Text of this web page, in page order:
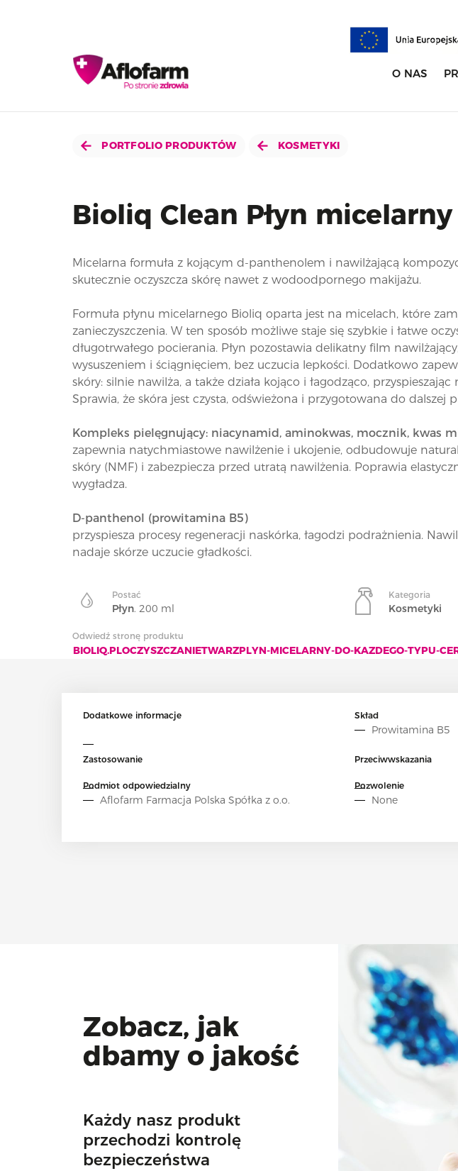
O NAS
PORTFOLIO PRODUKTÓW KOSMETYKI
Bioliq Clean Płyn micelarny
Micelarna formuła z kojącym d-panthenolem i nawilżającą
skutecznie oczyszcza skórę nawet z wodoodpornego makijażu.
Formuła płynu micelarnego Bioliq oparta jest na micelach, które
zanieczyszczenia. W ten sposób możliwe staje się szybkie i łatwe
długotrwałego pocierania. Płyn pozostawia delikatny film
wysuszeniem i ściągnięciem, bez uczucia lepkości. Dodatkowo
skóry: silnie nawilża, a także działa kojąco i łagodząco,
Sprawia, że skóra jest czysta, odświeżona i przygotowana do dalszej
Kompleks pielęgnujący: niacynamid, aminokwas, mocznik, kwas
zapewnia natychmiastowe nawilżenie i ukojenie, odbudowuje
skóry (NMF) i zabezpiecza przed utratą nawilżenia. Poprawia
wygładza.
D-panthenol (prowitamina B5)
przyspiesza procesy regeneracji naskórka, łagodzi podrażnienia.
nadaje skórze uczucie gładkości.
Postać
Płyn. 200 ml
Kategoria
Kosmetyki
Odwiedź stronę produktu
BIOLIQ.PLOCZYSZCZANIETWARZPLYN-MICELARNY-DO-KAZDEGO-TYPU-
Dodatkowe informacje Skład
Prowitamina B5
Zastosowanie Przeciwwskazania
Podmiot odpowiedzialny
Aflofarm Farmacja Polska Spółka z o.o.
Pozwolenie
None
Zobacz, jak
dbamy o jakość
Każdy nasz produkt
przechodzi kontrolę
bezpieczeństwa